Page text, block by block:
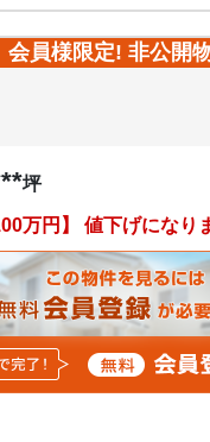
会員様限定! 非公開
坪
万円】 値下げになり